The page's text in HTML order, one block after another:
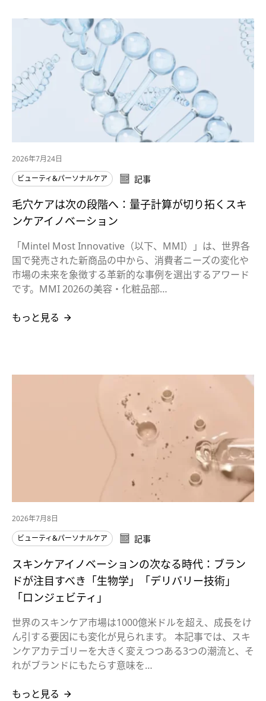
2026年7月24日
ビューティ&パーソナルケア
記事
毛穴ケアは次の段階へ：量子計算が切り拓くスキ
ンケアイノベーション
「Mintel Most Innovative（以下、MMI）」は、世界各
国で発売された新商品の中から、消費者ニーズの変化や
市場の未来を象徴する革新的な事例を選出するアワード
です。MMI 2026の美容・化粧品部…
もっと見る
2026年7月8日
ビューティ&パーソナルケア
記事
スキンケアイノベーションの次なる時代：ブラン
ドが注目すべき「生物学」「デリバリー技術」
「ロンジェビティ」
世界のスキンケア市場は1000億米ドルを超え、成長をけ
ん引する要因にも変化が見られます。 本記事では、スキ
ンケアカテゴリーを大きく変えつつある3つの潮流と、そ
れがブランドにもたらす意味を…
もっと見る